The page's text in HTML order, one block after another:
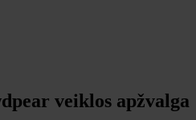
veiklos apžvalga